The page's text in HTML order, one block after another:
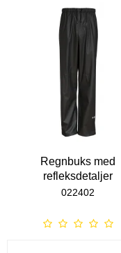
Regnbuks med
refleksdetaljer
022402